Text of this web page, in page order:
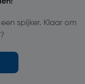
spijker. Klaar om